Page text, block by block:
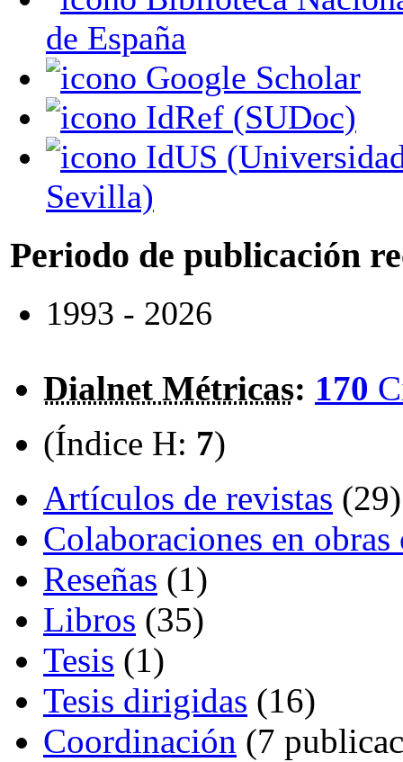
de España
Google Scholar
IdRef (SUDoc)
Sevilla)
Periodo de publicación
1993 - 2026
Dialnet Métricas: 170
(Índice H: 7)
Artículos de revistas (29)
Colaboraciones en
Reseñas (1)
Libros (35)
Tesis (1)
Tesis dirigidas (16)
Coordinación (7